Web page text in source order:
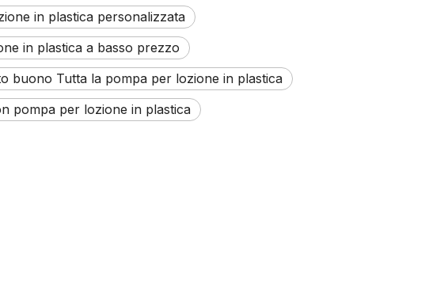
in plastica personalizzata
in plastica a basso prezzo
buono Tutta la pompa per lozione in plastica
pompa per lozione in plastica